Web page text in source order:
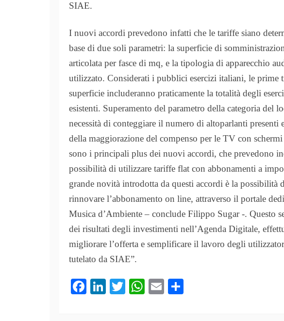
SIAE.
I nuovi accordi prevedono infatti che le tariffe siano
base di due soli parametri: la superficie di
articolata per fasce di mq, e la tipologia di apparecchio
utilizzato. Considerati i pubblici esercizi italiani, le prime
superficie includeranno praticamente la totalità degli
esistenti. Superamento del parametro della categoria del
necessità di conteggiare il numero di altoparlanti presenti
della maggiorazione del compenso per le TV con schermi
sono i principali plus dei nuovi accordi, che prevedono
possibilità di utilizzare tariffe flat con abbonamenti a
grande novità introdotta da questi accordi è la possibilità
rinnovare l’abbonamento on line, attraverso il portale
Musica d’Ambiente – conclude Filippo Sugar -. Questo
dei risultati degli investimenti nell’Agenda Digitale,
migliorare l’offerta e semplificare il lavoro degli
tutelato da SIAE”.
F
Li T
W E